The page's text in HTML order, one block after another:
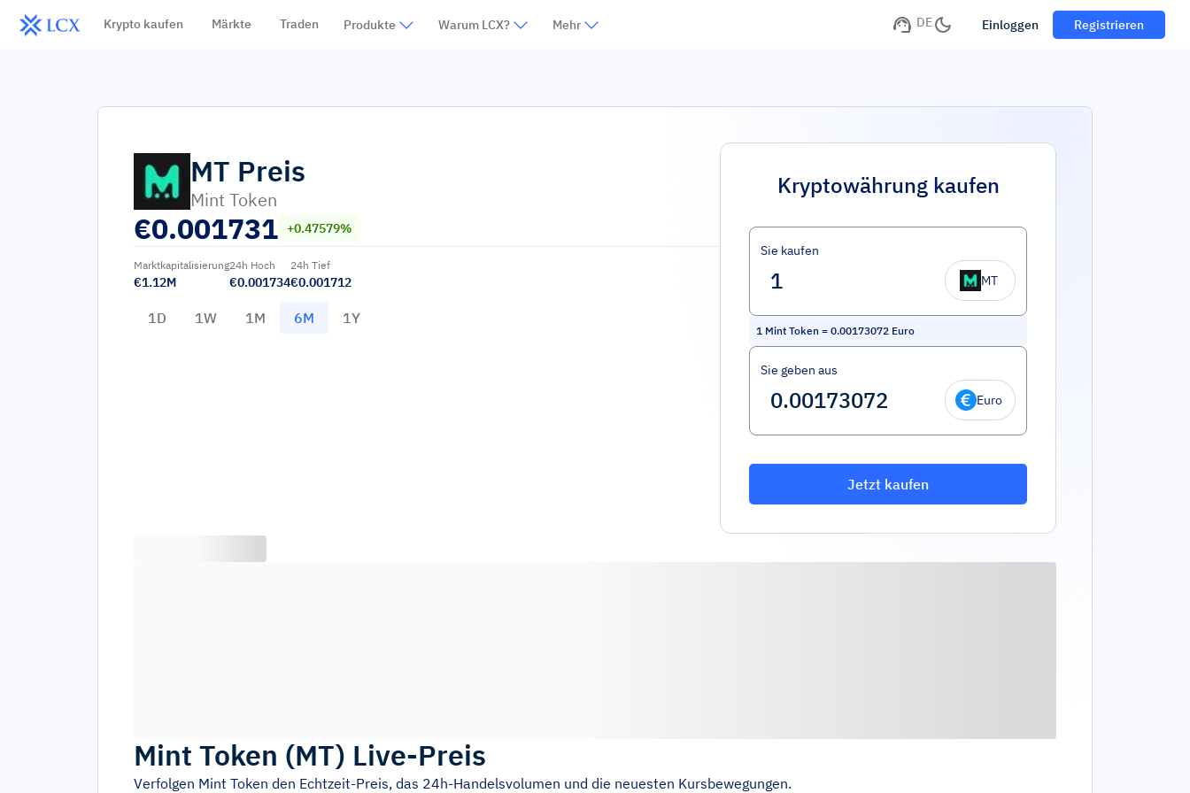
Krypto kaufen Märkte Traden Produkte Warum LCX? Mehr DE Einloggen Registrieren
MT Preis
Mint Token
€0.001731 +0.47579%
Marktkapitalisierung
€1.12M
24h Hoch
€0.001734
24h Tief
€0.001712
1D 1W 1M 6M 1Y
Kryptowährung kaufen
Sie kaufen
MT
1 Mint Token = 0.00173072 Euro
Sie geben aus
Euro
Jetzt kaufen
Mint Token (MT) Live-Preis
Verfolgen Mint Token den Echtzeit-Preis, das 24h-Handelsvolumen und die neuesten Kursbewegungen.